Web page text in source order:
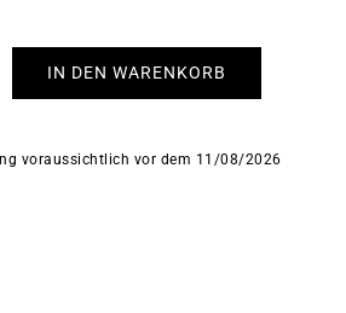
IN DEN WARENKORB
voraussichtlich vor dem 11/08/2026